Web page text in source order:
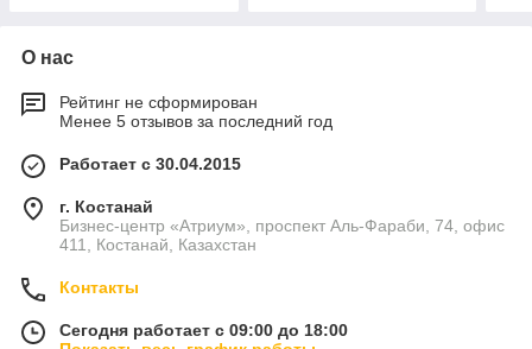
О нас
Рейтинг не сформирован
Менее 5 отзывов за последний год
Работает с 30.04.2015
г. Костанай
Бизнес-центр «Атриум», проспект Аль-Фараби, 74, офис
411, Костанай, Казахстан
Контакты
Сегодня работает с 09:00 до 18:00